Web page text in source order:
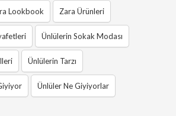
Lookbook Zara Ürünleri
Ünlülerin Sokak Modası
Ünlülerin Tarzı
Ünlüler Ne Giyiyorlar